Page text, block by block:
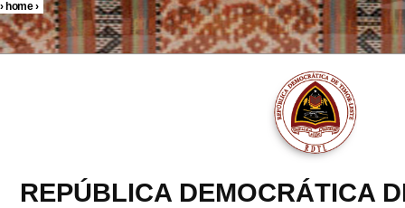
You are here
›home›
REPÚBLICA DEMOCRÁTICA